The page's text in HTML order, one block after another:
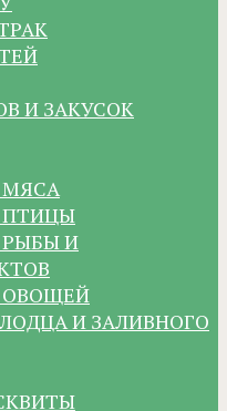
И ЗАКУСОК
МЯСА
ПТИЦЫ
И
ОВОЩЕЙ
И ЗАЛИВНОГО